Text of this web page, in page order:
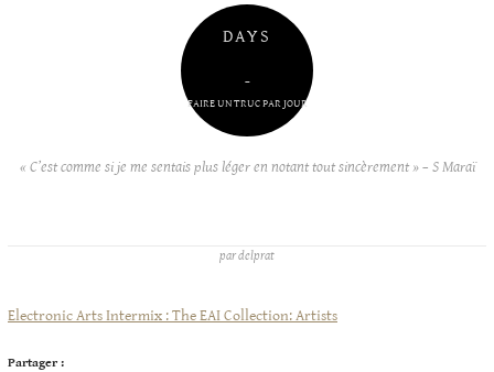
DAYS
–
FAIRE UN TRUC PAR JOUR
« C’est comme si je me sentais plus léger en notant tout sincèrement » – S Maraï
pardelprat
Electronic Arts Intermix : The EAI Collection: Artists
Partager :